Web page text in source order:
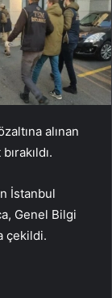
alınan
İstanbul
Genel Bilgi
çekildi.